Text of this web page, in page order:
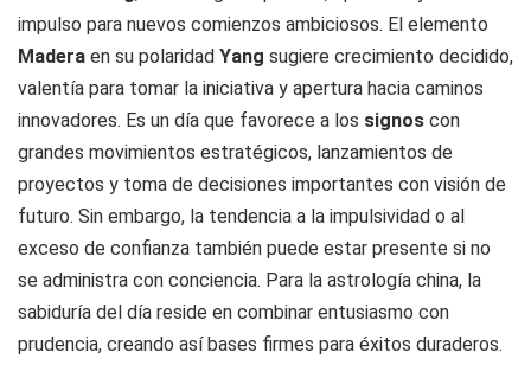
impulso para nuevos comienzos ambiciosos. El elemento
Madera en su polaridad Yang sugiere crecimiento decidido,
valentía para tomar la iniciativa y apertura hacia caminos
innovadores. Es un día que favorece a los signos con
grandes movimientos estratégicos, lanzamientos de
proyectos y toma de decisiones importantes con visión de
futuro. Sin embargo, la tendencia a la impulsividad o al
exceso de confianza también puede estar presente si no
se administra con conciencia. Para la astrología china, la
sabiduría del día reside en combinar entusiasmo con
prudencia, creando así bases firmes para éxitos duraderos.